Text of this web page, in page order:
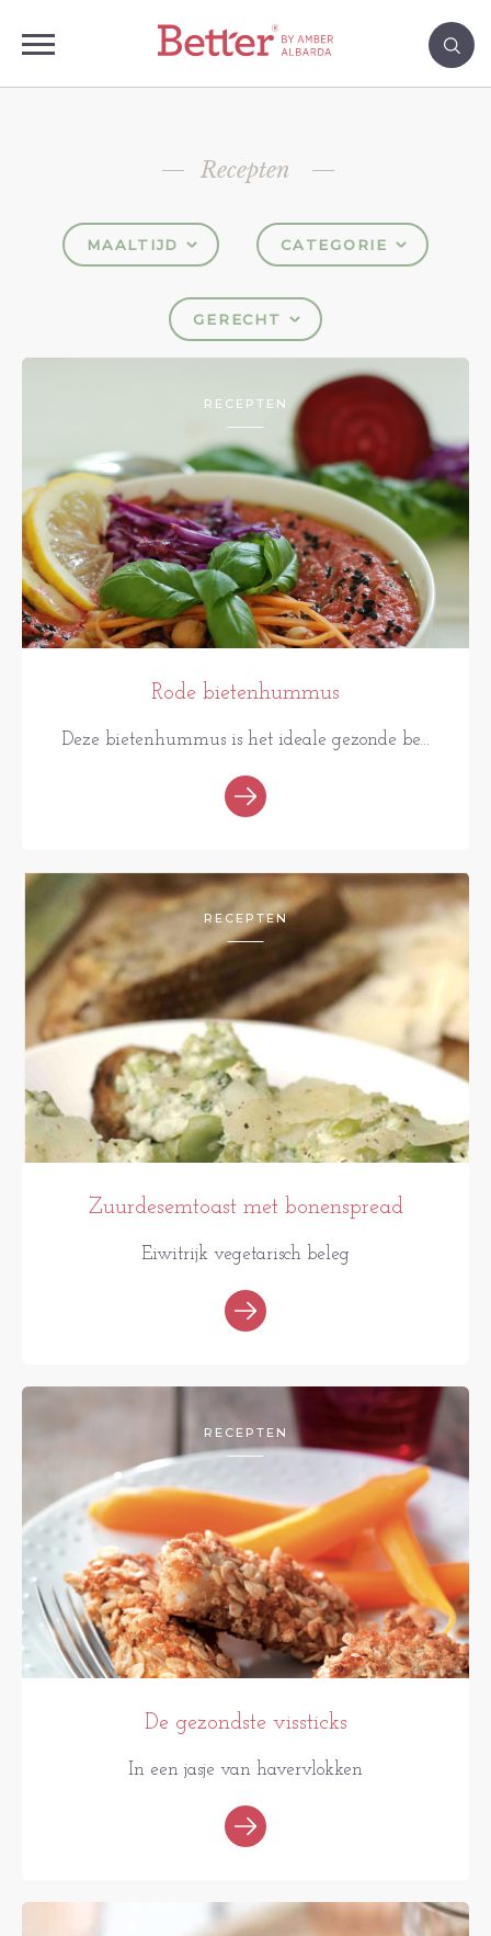
Recepten
MAALTIJD CATEGORIE
GERECHT
RECEPTEN
Rode bietenhummus
Deze bietenhummus is het ideale gezonde be...
RECEPTEN
Zuurdesemtoast met bonenspread
Eiwitrijk vegetarisch beleg
RECEPTEN
De gezondste vissticks
In een jasje van havervlokken